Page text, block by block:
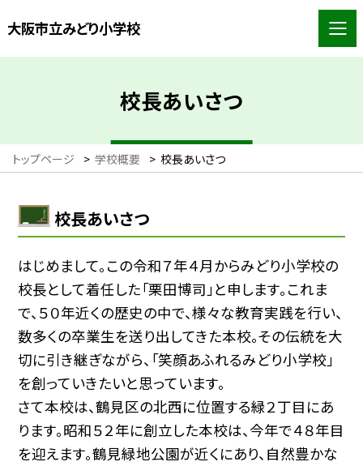
大阪市立みどり小学校
校長あいさつ
トップページ > 学校概要 > 校長あいさつ
校長あいさつ
はじめまして。この令和７年４月からみどり小学校の
校長として着任した「栗田博司」と申します。これま
で、５０年近くの歴史の中で、様々な教育実践を行い、
数多くの卒業生を送り出してきた本校。その伝統を大
切に引き継ぎながら、「笑顔あふれるみどり小学校」
を創っていきたいと思っています。
さて本校は、鶴見区の北西に位置する緑２丁目にあ
ります。昭和５２年に創立した本校は、今年で４８年目
を迎えます。鶴見緑地公園が近くにあり、自然豊かな